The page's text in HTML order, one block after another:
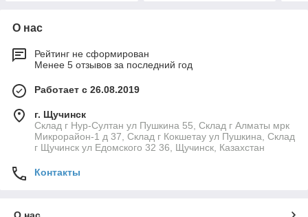
О нас
Рейтинг не сформирован
Менее 5 отзывов за последний год
Работает с 26.08.2019
г. Щучинск
Склад г Нур-Султан ул Пушкина 55, Склад г Алматы мрк
Микрорайон-1 д 37, Склад г Кокшетау ул Пушкина, Склад
г Щучинск ул Едомского 32 36, Щучинск, Казахстан
Контакты